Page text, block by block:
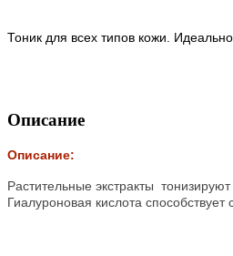
Тоник для всех типов кожи.
Описание
Описание:
Растительные экстракты
Гиалуроновая кислота